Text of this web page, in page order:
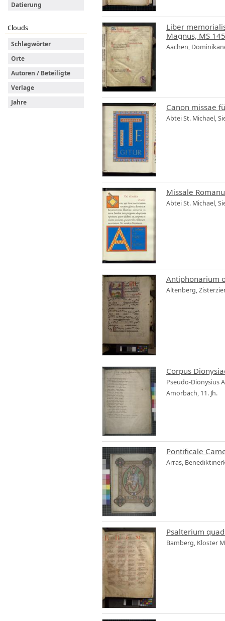
Datierung
Clouds
Schlagwörter
Orte
Autoren / Beteiligte
Verlage
Jahre
Liber
Magnus, MS
Aachen,
Canon missae
Abtei St. Michael,
Missale
Abtei St. Michael,
Antiphonarium
Altenberg,
Corpus
Pseudo-Dionysius
Amorbach, 11. Jh.
Pontificale
Arras,
Psalterium
Bamberg, Kloster